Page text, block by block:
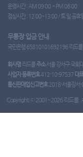
운영시간 : AM 09:00 ~ PM 06:00
점심시간 : 12:00~13:00 / 토.일.공휴
무통장 입금 안내
국민은행 65810101692196 리드몰
회사명 리드몰주소서울 강서구 국회
사업자 등록번호412-10-97537 대
통신판매업신고번호2018-서울강서
Copyright ⓒ 2001~2026 리드몰.